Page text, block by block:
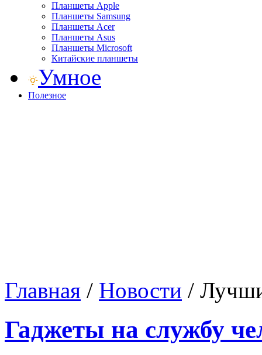
Планшеты Apple
Планшеты Samsung
Планшеты Acer
Планшеты Asus
Планшеты Microsoft
Китайские планшеты
Умное
Полезное
Главная / Новости /
Гаджеты на службу